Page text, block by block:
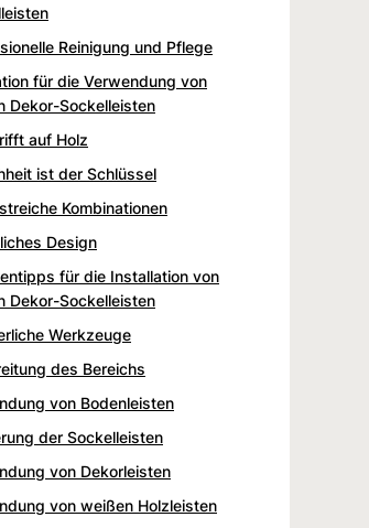
Reinigung und Pflege
für die Verwendung von
Dekor-Sockelleisten
auf Holz
ist der Schlüssel
Kombinationen
Design
für die Installation von
Dekor-Sockelleisten
Werkzeuge
des Bereichs
von Bodenleisten
der Sockelleisten
von Dekorleisten
von weißen Holzleisten